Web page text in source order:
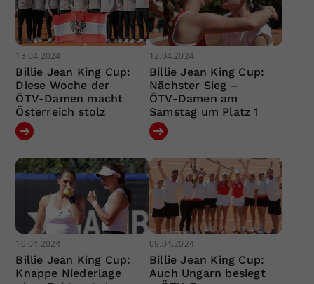
13.04.2024
Billie Jean King Cup:
Diese Woche der
ÖTV-Damen macht
Österreich stolz
12.04.2024
Billie Jean King Cup:
Nächster Sieg –
ÖTV-Damen am
Samstag um Platz 1
10.04.2024
Billie Jean King Cup:
Knappe Niederlage
09.04.2024
Billie Jean King Cup:
Auch Ungarn besiegt